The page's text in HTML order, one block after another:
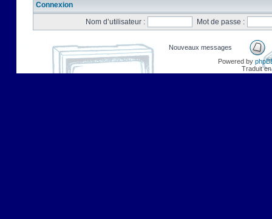
Connexion
Nom d’utilisateur :
Mot de passe :
Nouveaux messages
Powered by
Traduit